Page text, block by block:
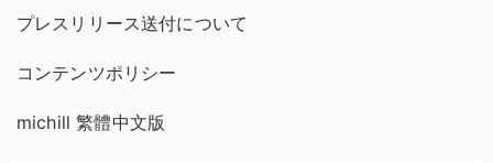
プレスリリース送付について
コンテンツポリシー
michill 繁體中文版